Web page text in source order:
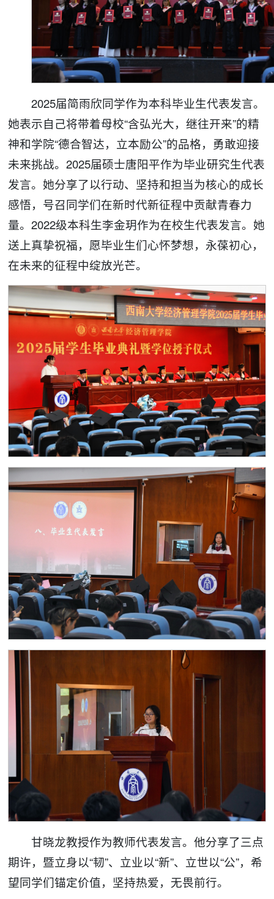
2025届简雨欣同学作为本科毕业生代表发言。
她表示自己将带着母校“含弘光大，继往开来”的精
神和学院“德合智达，立本励公”的品格，勇敢迎接
未来挑战。2025届硕士唐阳平作为毕业研究生代表
发言。她分享了以行动、坚持和担当为核心的成长
感悟，号召同学们在新时代新征程中贡献青春力
量。2022级本科生李金玥作为在校生代表发言。她
送上真挚祝福，愿毕业生们心怀梦想，永葆初心，
在未来的征程中绽放光芒。
甘晓龙教授作为教师代表发言。他分享了三点
期许，暨立身以“韧”、立业以“新”、立世以“公”，希
望同学们锚定价值，坚持热爱，无畏前行。